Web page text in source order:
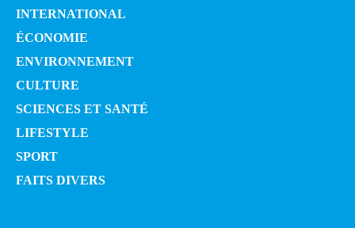
INTERNATIONAL
ÉCONOMIE
ENVIRONNEMENT
CULTURE
SCIENCES ET SANTÉ
LIFESTYLE
SPORT
FAITS DIVERS